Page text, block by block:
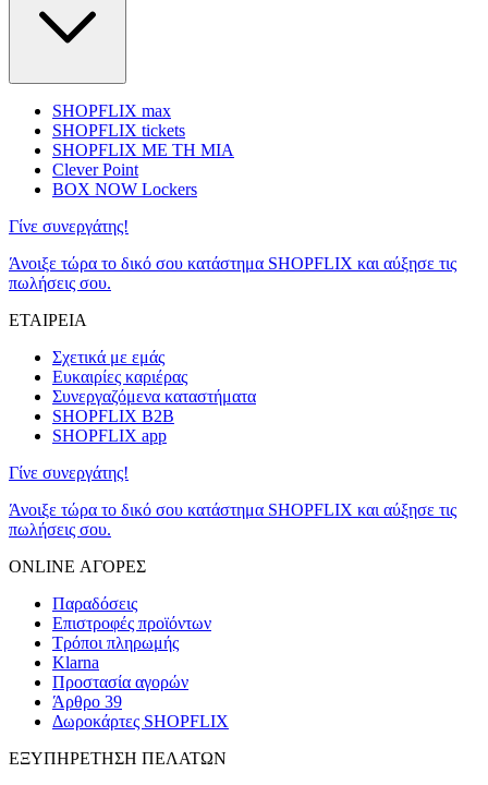
SHOPFLIX max
SHOPFLIX tickets
SHOPFLIX ΜΕ ΤΗ ΜΙΑ
Clever Point
BOX NOW Lockers
Γίνε συνεργάτης!
Άνοιξε τώρα το δικό σου κατάστημα SHOPFLIX και αύξησε τις
πωλήσεις σου.
ΕΤΑΙΡΕΙΑ
Σχετικά με εμάς
Ευκαιρίες καριέρας
Συνεργαζόμενα καταστήματα
SHOPFLIX B2B
SHOPFLIX app
Γίνε συνεργάτης!
Άνοιξε τώρα το δικό σου κατάστημα SHOPFLIX και αύξησε τις
πωλήσεις σου.
ONLINE ΑΓΟΡΕΣ
Παραδόσεις
Επιστροφές προϊόντων
Τρόποι πληρωμής
Klarna
Προστασία αγορών
Άρθρο 39
Δωροκάρτες SHOPFLIX
ΕΞΥΠΗΡΕΤΗΣΗ ΠΕΛΑΤΩΝ